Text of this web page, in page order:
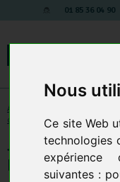
Nous
Ce site Web
technologies
suivantes :
01 85 36 04 90
Accessoires et Composants
composants- Pièces
Jeu D
Pression Eau